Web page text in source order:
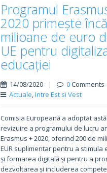
Programul
2020 primește
milioane de euro
UE pentru
educației
14/08/2020 | 0Comments
Actuale,Intre Est si Vest
Comisia Europeană a adoptat
revizuire a programului de lucru
Erasmus + 2020, oferind 200 de
EUR suplimentar pentru a stimula
și formarea digitală și pentru a
dezvoltarea și includerea